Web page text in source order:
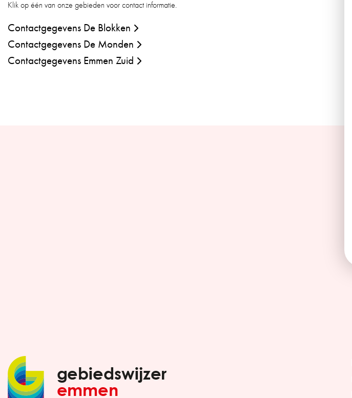
Klik op één van onze gebieden voor contact informatie.
Contactgegevens De Blokken
Contactgegevens De Monden
Contactgegevens Emmen Zuid